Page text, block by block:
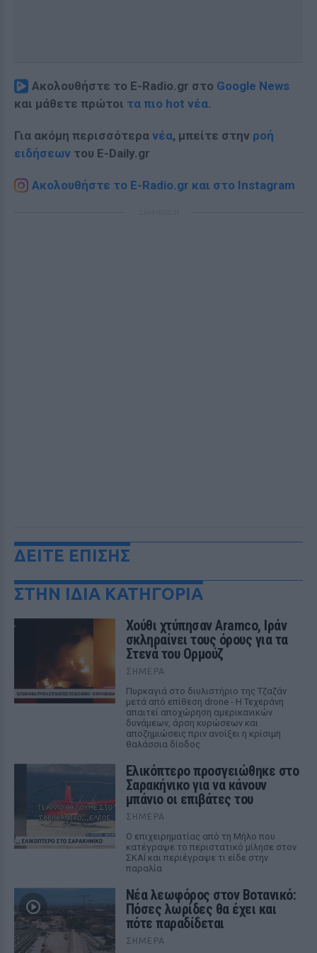
Ακολουθήστε το E-Radio.gr στο Google News
και μάθετε πρώτοι τα πιο hot νέα.
Για ακόμη περισσότερα νέα, μπείτε στην ροή
ειδήσεων του E-Daily.gr
Ακολουθήστε το E-Radio.gr και στο Instagram
ΔΕΙΤΕ ΕΠΙΣΗΣ
ΣΤΗΝ ΙΔΙΑ ΚΑΤΗΓΟΡΙΑ
Χούθι χτύπησαν Aramco, Ιράν
σκληραίνει τους όρους για τα
Στενά του Ορμούζ
ΣΉΜΕΡΑ
Πυρκαγιά στο διυλιστήριο της Τζαζάν
μετά από επίθεση drone - Η Τεχεράνη
απαιτεί αποχώρηση αμερικανικών
δυνάμεων, άρση κυρώσεων και
αποζημιώσεις πριν ανοίξει η κρίσιμη
θαλάσσια δίοδος
Ελικόπτερο προσγειώθηκε στο
Σαρακήνικο για να κάνουν
μπάνιο οι επιβάτες του
ΣΉΜΕΡΑ
Ο επιχειρηματίας από τη Μήλο που
κατέγραψε το περιστατικό μίλησε στον
ΣΚΑΪ και περιέγραψε τι είδε στην
παραλία
Νέα λεωφόρος στον Βοτανικό:
Πόσες λωρίδες θα έχει και
πότε παραδίδεται
ΣΉΜΕΡΑ